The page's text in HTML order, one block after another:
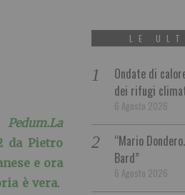
da Pietro
e ora
è vera.
LE
Ondate di
dei rifugi
6 Agosto 2026
“Mario
Bard”
6 Agosto 2026